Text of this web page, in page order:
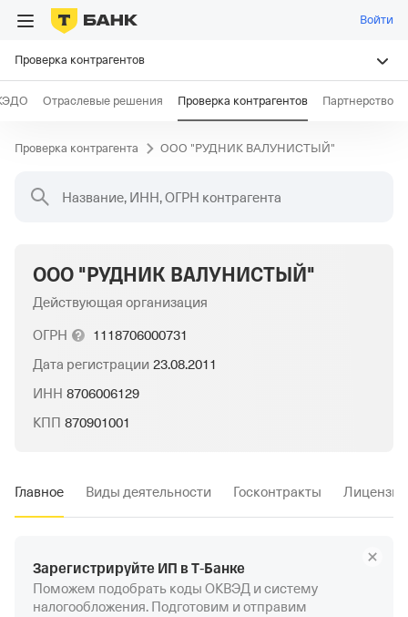
Войти
Проверка контрагентов
Отраслевые решения Проверка контрагентов Партнерство
Проверка контрагента ООО "РУДНИК ВАЛУНИСТЫЙ"
Название, ИНН, ОГРН контрагента
ООО "РУДНИК ВАЛУНИСТЫЙ"
Действующая организация
ОГРН
1118706000731
Дата регистрации 23.08.2011
ИНН 8706006129
КПП 870901001
Главное Виды деятельности Госконтракты Лицензии
Зарегистрируйте ИП в Т‑Банке
Поможем подобрать коды ОКВЭД и систему
налогообложения. Подготовим и отправим